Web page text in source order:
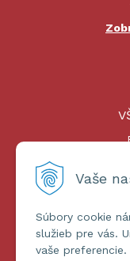
Vaše
Súbory cookie
služieb pre vás.
vaše preferencie.